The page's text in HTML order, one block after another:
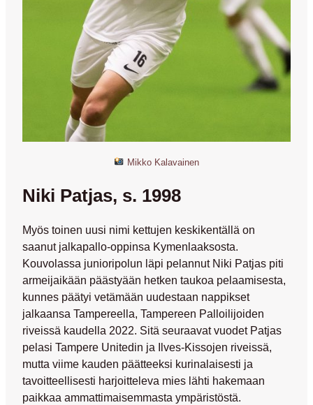
Mikko Kalavainen
Niki Patjas, s. 1998
Myös toinen uusi nimi kettujen keskikentällä on
saanut jalkapallo-oppinsa Kymenlaaksosta.
Kouvolassa junioripolun läpi pelannut Niki Patjas piti
armeijaikään päästyään hetken taukoa pelaamisesta,
kunnes päätyi vetämään uudestaan nappikset
jalkaansa Tampereella, Tampereen Palloilijoiden
riveissä kaudella 2022. Sitä seuraavat vuodet Patjas
pelasi Tampere Unitedin ja Ilves-Kissojen riveissä,
mutta viime kauden päätteeksi kurinalaisesti ja
tavoitteellisesti harjoitteleva mies lähti hakemaan
paikkaa ammattimaisemmasta ympäristöstä.